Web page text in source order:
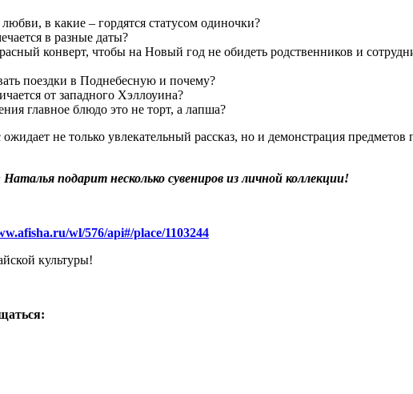
в какие – гордятся статусом одиночки?
в разные даты?
конверт, чтобы на Новый год не обидеть родственников и
поездки в Поднебесную и почему?
от западного Хэллоуина?
главное блюдо это не торт, а лапша?
не только увлекательный рассказ, но и демонстрация
подарит несколько сувениров из личной коллекции!
wl/576/api#/place/1103244
культуры!